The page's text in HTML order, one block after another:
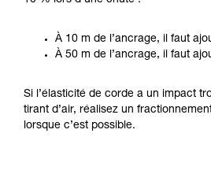
À 10 m de l’ancrage, il faut
À 50 m de l’ancrage, il faut
Si l’élasticité de corde a un impact
tirant d’air, réalisez un
lorsque c’est possible.